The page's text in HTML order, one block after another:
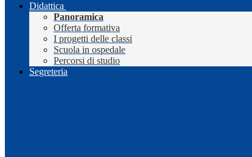
Didattica
Panoramica
Offerta formativa
I progetti delle classi
Scuola in ospedale
Percorsi di studio
Segreteria